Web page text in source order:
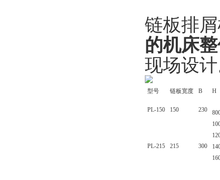
链板排
的机床
现场设
型号 链板宽度 B H
PL-150 150 230
PL-215 215 300